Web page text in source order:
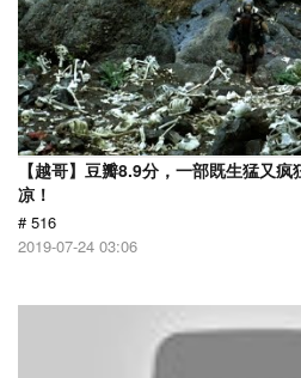
【越哥】豆瓣8.9分，一部既生猛又
凉！
# 516
2019-07-24 03:06